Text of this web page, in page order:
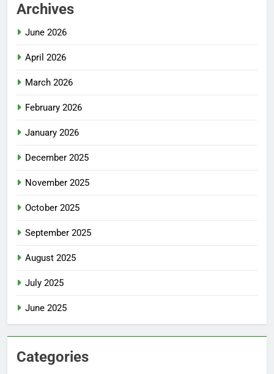
Archives
June 2026
April 2026
March 2026
February 2026
January 2026
December 2025
November 2025
October 2025
September 2025
August 2025
July 2025
June 2025
Categories